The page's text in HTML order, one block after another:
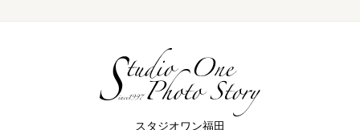
スタジオワン福田